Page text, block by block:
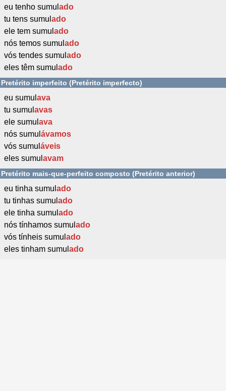
eu tenho sumul ado
tu tens sumul ado
ele tem sumul ado
nós temos sumul ado
vós tendes sumul ado
eles têm sumul ado
Pretérito imperfeito (Pretérito imperfecto)
eu sumul ava
tu sumul avas
ele sumul ava
nós sumul ávamos
vós sumul áveis
eles sumul avam
Pretérito mais-que-perfeito composto (Pretérito anterior)
eu tinha sumul ado
tu tinhas sumul ado
ele tinha sumul ado
nós tínhamos sumul ado
vós tínheis sumul ado
eles tinham sumul ado